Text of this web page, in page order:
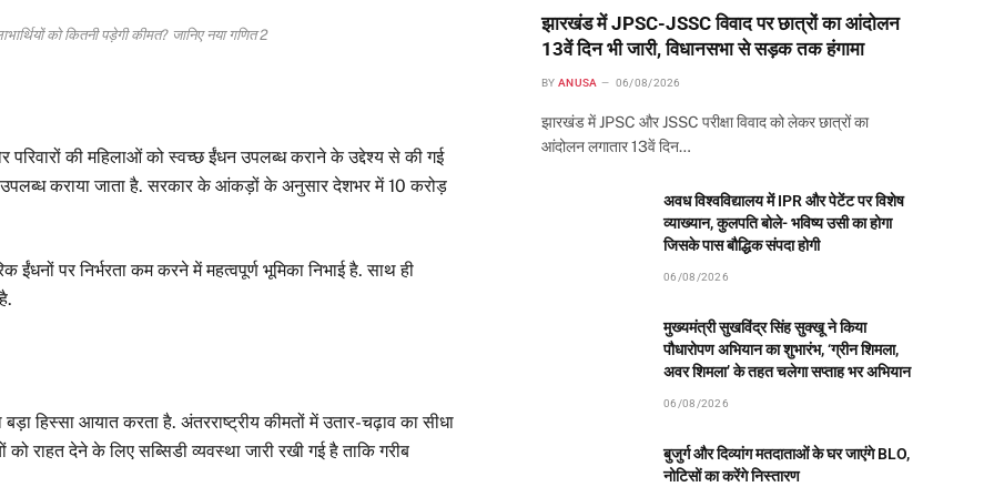
को कितनी पड़ेगी कीमत? जानिए नया गणित 2
की महिलाओं को स्वच्छ ईंधन उपलब्ध कराने के उद्देश्य से की गई
कराया जाता है. सरकार के आंकड़ों के अनुसार देशभर में 10 करोड़
पर निर्भरता कम करने में महत्वपूर्ण भूमिका निभाई है. साथ ही
हिस्सा आयात करता है. अंतरराष्ट्रीय कीमतों में उतार-चढ़ाव का सीधा
राहत देने के लिए सब्सिडी व्यवस्था जारी रखी गई है ताकि गरीब
झारखंड में JPSC-JSSC विवाद पर छात्रों का आंदोलन
13वें दिन भी जारी, विधानसभा से सड़क तक हंगामा
BY ANUSA 06/08/2026
झारखंड में JPSC और JSSC परीक्षा विवाद को लेकर छात्रों का
आंदोलन लगातार 13वें दिन…
अवध विश्वविद्यालय में IPR और पेटेंट पर विशेष
व्याख्यान, कुलपति बोले- भविष्य उसी का होगा
जिसके पास बौद्धिक संपदा होगी
06/08/2026
मुख्यमंत्री सुखविंद्र सिंह सुक्खू ने किया
पौधारोपण अभियान का शुभारंभ, ‘ग्रीन शिमला,
अवर शिमला’ के तहत चलेगा सप्ताह भर अभियान
06/08/2026
बुजुर्ग और दिव्यांग मतदाताओं के घर जाएंगे BLO,
नोटिसों का करेंगे निस्तारण